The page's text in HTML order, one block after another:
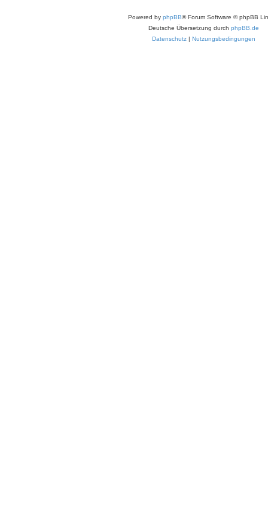
Powered by phpBB® Forum Software © phpBB
Deutsche Übersetzung durch phpBB.de
Datenschutz
Nutzungsbedingungen